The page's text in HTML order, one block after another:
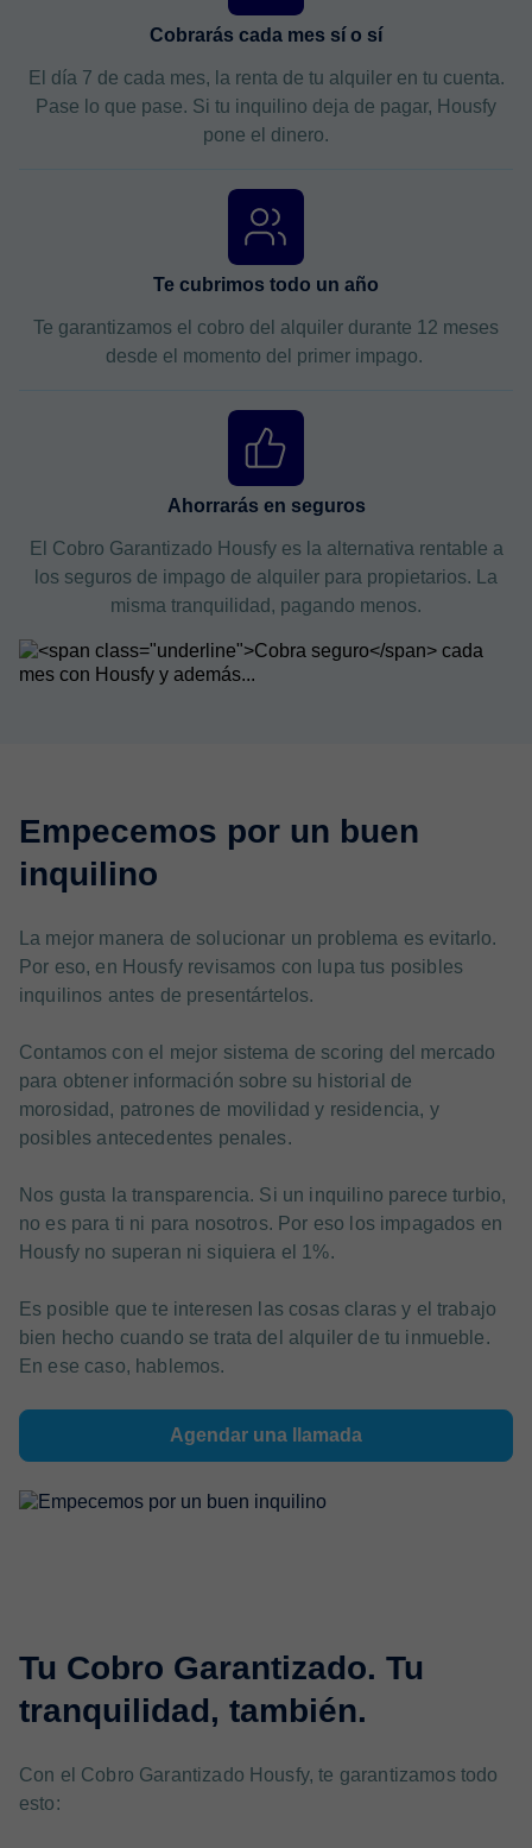
Cobrarás cada mes sí o sí
El día 7 de cada mes, la renta de tu alquiler en tu cuenta.
Pase lo que pase. Si tu inquilino deja de pagar, Housfy
pone el dinero.
Te cubrimos todo un año
Te garantizamos el cobro del alquiler durante 12 meses
desde el momento del primer impago.
Ahorrarás en seguros
El Cobro Garantizado Housfy es la alternativa rentable a
los seguros de impago de alquiler para propietarios. La
misma tranquilidad, pagando menos.
Empecemos por un buen
inquilino
La mejor manera de solucionar un problema es evitarlo.
Por eso, en Housfy revisamos con lupa tus posibles
inquilinos antes de presentártelos.
Contamos con el mejor sistema de scoring del mercado
para obtener información sobre su historial de
morosidad, patrones de movilidad y residencia, y
posibles antecedentes penales.
Nos gusta la transparencia. Si un inquilino parece turbio,
no es para ti ni para nosotros. Por eso los impagados en
Housfy no superan ni siquiera el 1%.
Es posible que te interesen las cosas claras y el trabajo
bien hecho cuando se trata del alquiler de tu inmueble.
En ese caso, hablemos.
Agendar una llamada
Tu Cobro Garantizado. Tu
tranquilidad, también.
Con el Cobro Garantizado Housfy, te garantizamos todo
esto: